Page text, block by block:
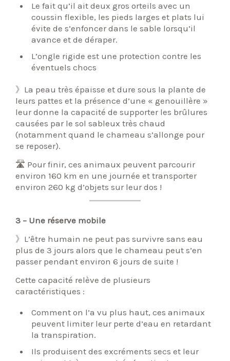
Le fait qu’il ait deux gros orteils avec un
coussin flexible, les pieds larges et plats lui
évite de s’enfoncer dans le sable lorsqu’il
avance et de déraper.
L’ongle rigide est une protection contre les
éventuels chocs
》La peau très épaisse et dure sous la plante de
leurs pattes et la présence d’une « genouillère »
leur donne la capacité de supporter les brûlures
causées par le sol sableux très chaud
(notamment quand le chameau s’allonge pour
se reposer).
🛣 Pour finir, ces animaux peuvent parcourir
environ 160 km en une journée et transporter
environ 260 kg d’objets sur leur dos !
3 – Une réserve mobile
》L’être humain ne peut pas survivre sans eau
plus de 3 jours alors que le chameau peut s’en
passer pendant environ 6 jours de suite !
Cette capacité relève de plusieurs
caractéristiques :
Comment on l’a vu plus haut, ces animaux
peuvent limiter leur perte d’eau en retardant
la transpiration.
Ils produisent des excréments secs et leur